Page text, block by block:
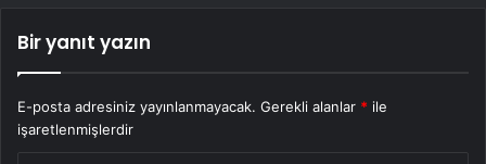
Bir yanıt yazın
E-posta adresiniz yayınlanmayacak. Gerekli alanlar * ile
işaretlenmişlerdir